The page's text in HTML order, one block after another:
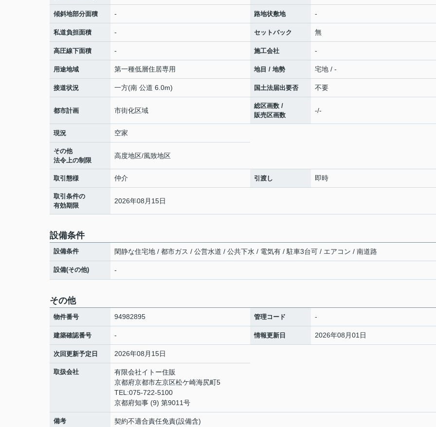
傾斜地部分面積 - 路地状敷地 -
私道負担面積 - セットバック 無
高圧線下面積 - 施工会社 -
用途地域 第一種低層住居専用 地目 / 地勢 宅地 / -
接道状況 一方(南 公道 6.0m) 国土法届出要否 不要
都市計画 市街化区域
総区画数 /
販売区画数
-/-
現況 空家
その他
法令上の制限
高度地区/風致地区
取引態様 仲介 引渡し 即時
取引条件の
有効期限
2026年08月15日
設備条件
設備条件 閑静な住宅地 / 都市ガス / 公営水道 / 公共下水 / 電気有 / 駐車3台可 / エアコン / 南道路
設備(その他) -
その他
物件番号 94982895 管理コード -
建築確認番号 - 情報更新日 2026年08月01日
次回更新予定日 2026年08月15日
取扱会社
有限会社イトー住販
京都府京都市左京区松ケ崎海尻町5
TEL:075-722-5100
京都府知事 (9) 第9011号
備考
契約不適合責任免責(設備含)